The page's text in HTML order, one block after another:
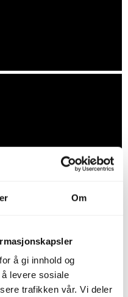
Om
å gi innhold og
levere sosiale
trafikken vår. Vi deler